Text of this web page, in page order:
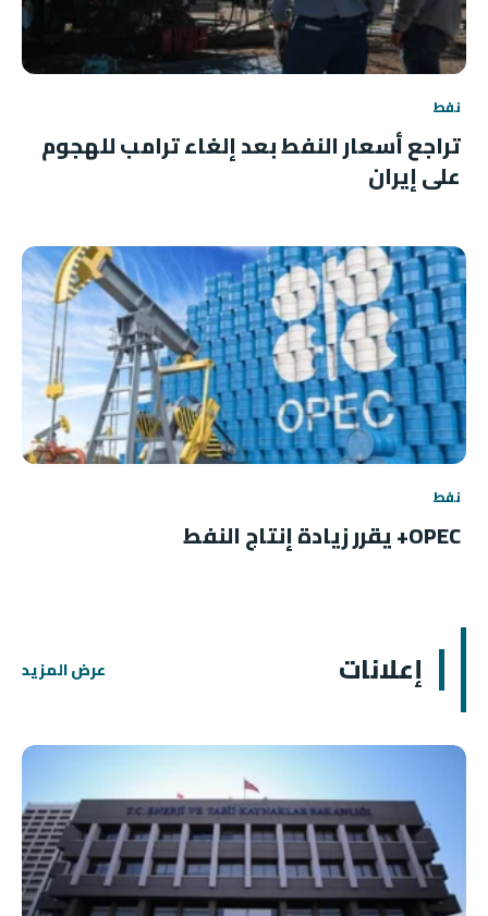
نفط
تراجع أسعار النفط بعد إلغاء ترامب للهجوم
على إيران
نفط
OPEC+ يقرر زيادة إنتاج النفط
إعلانات عرض المزيد